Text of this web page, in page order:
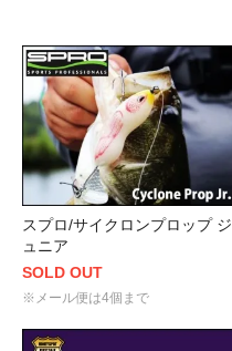
スプロ/サイクロンプロップ ジ
ュニア
SOLD OUT
※メール便は4個まで